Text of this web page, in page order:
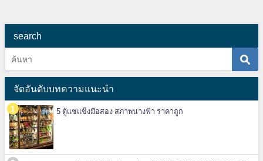
search
จัดอันดับบทความแนะนำ
5 ตู้แช่แข็งมือสอง สภาพนางฟ้า ราคาถูก